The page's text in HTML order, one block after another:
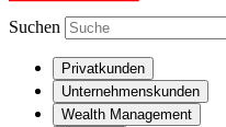
Suchen
Privatkunden
Unternehmenskunden
Wealth Management